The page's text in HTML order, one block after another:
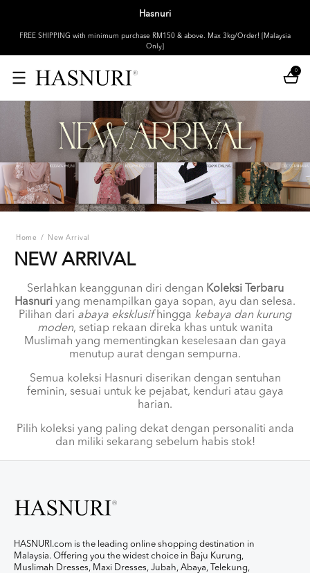
Hasnuri
FREE SHIPPING with minimum purchase RM150 & above. Max 3kg/Order! [Malaysia
Only]
0
Home / New Arrival
NEW ARRIVAL
Serlahkan keanggunan diri dengan Koleksi Terbaru
Hasnuri yang menampilkan gaya sopan, ayu dan selesa.
Pilihan dari abaya eksklusifhingga kebaya dan kurung
moden, setiap rekaan direka khas untuk wanita
Muslimah yang mementingkan keselesaan dan gaya
menutup aurat dengan sempurna.
Semua koleksi Hasnuri diserikan dengan sentuhan
feminin, sesuai untuk ke pejabat, kenduri atau gaya
harian.
Pilih koleksi yang paling dekat dengan personaliti anda
dan miliki sekarang sebelum habis stok!
HASNURI.com is the leading online shopping destination in
Malaysia. Offering you the widest choice in Baju Kurung,
Muslimah Dresses, Maxi Dresses, Jubah, Abaya, Telekung,